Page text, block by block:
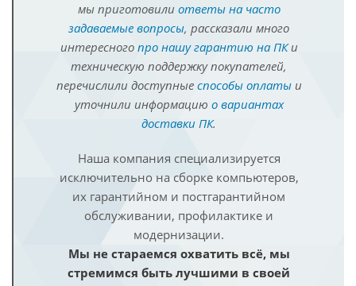
мы приготовили ответы на часто
задаваемые вопросы, рассказали много
интересного про нашу гарантию на ПКи
техническую поддержку покупателей,
перечислили доступные способы оплатыи
уточнили информацию о вариантах
доставки ПК.
Наша компания специализируется
исключительно на сборке компьютеров,
их гарантийном и постгарантийном
обслуживании, профилактике и
модернизации.
Мы не стараемся охватить всё, мы
стремимся быть лучшими в своей